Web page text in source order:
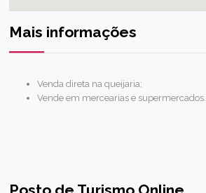
Mais informações
Venda direta na queijaria;
Vende em mercearias e supermercados.